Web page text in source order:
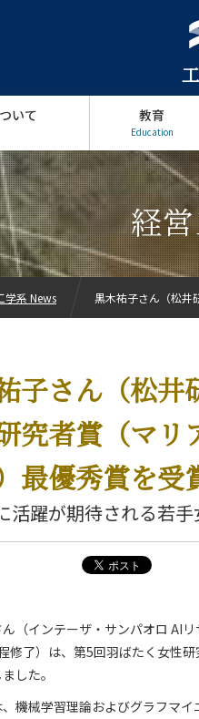
いて 教育
Education
経
子さん（松井
究者賞（マリ
最優秀賞を受
活躍が期待される若
（インテーザ・サンパオロ AI
修了）は、第5回羽ばたく女性
した。
機械学習理論およびグラフマイ
学系 News 黒木祐子さん（松井